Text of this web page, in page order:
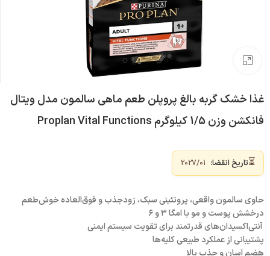
بزرگنمایی تصویر
غذا خشک گربه بالغ پروپلن طعم ماهی سالمون مدل ویتال
فانکشن وزن 1/5 کیلوگرم Proplan Vital Functions
⏳تاریخ انقضا:
حاوی سالمون واقعی، پروتئینی سبک، زودجذب و فوق‌العاده خوش‌طعم
درخشش پوست و مو با امگا ۳ و ۶
آنتی‌اکسیدان‌های قدرتمند برای تقویت سیستم ایمنی
پشتیبانی از عملکرد طبیعی کلیه‌ها
هضم آسان و جذب بالا